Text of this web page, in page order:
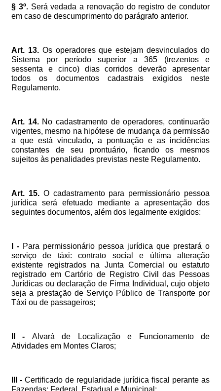
§ 3º. Será vedada a renovação do registro de condutor
em caso de descumprimento do parágrafo anterior.
Art. 13. Os operadores que estejam desvinculados do
Sistema
por período superior a 365 (trezentos
e
sessenta
e cinco) dias corridos deverão
apresentar
todos
os documentos cadastrais exigidos
neste
Regulamento.
Art. 14. No cadastramento de operadores, continuarão
vigentes, mesmo na hipótese de mudança da permissão
a que está vinculado, a pontuação e as incidências
constantes
de seu prontuário, ficando os
mesmos
sujeitos às penalidades previstas neste Regulamento.
Art. 15. O cadastramento para permissionário pessoa
jurídica
será efetuado mediante a apresentação dos
seguintes documentos, além dos legalmente exigidos:
- Para permissionário pessoa jurídica que prestará o
serviço
de táxi: contrato social e última
alteração
existente registrados na Junta Comercial ou estatuto
registrado em Cartório de Registro Civil das Pessoas
Jurídicas ou declaração de Firma Individual, cujo objeto
seja a prestação de Serviço Público de Transporte por
Táxi ou de passageiros;
- Alvará de Localização e Funcionamento
de
Atividades em Montes Claros;
- Certificado de regularidade jurídica fiscal perante as
Fazendas: Federal, Estadual e Municipal;